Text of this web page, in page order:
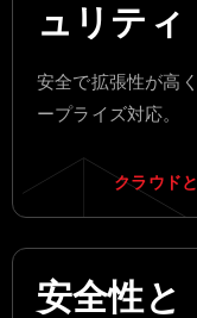
ュリティ
安全で拡張性が高
ープライズ対応。
クラウド
安全性と